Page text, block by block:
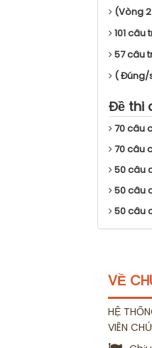
(Vòng
101
57 câu
( Đúng/
Đề thi
70 câu
70 câu
50 câu
50 câu
50 câu
VỀ
HỆ
VIÊN